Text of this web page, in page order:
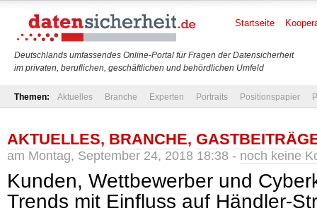
Deutschlands umfassendes Online-Portal für Fragen der Datensicherheit
im privaten, beruflichen, geschäftlichen und behördlichen Umfeld
Startseite
Themen: Aktuelles Branche Experten Portraits Positionspapier
AKTUELLES, BRANCHE,
am Montag, September 24, 2018 18:38 - noch keine
Kunden, Wettbewerber und
Trends mit Einfluss auf Händler-